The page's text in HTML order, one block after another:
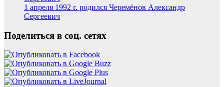
1 апреля 1992 г. родился Черемёнов Александр
Сергеевич
Поделиться в соц. сетях